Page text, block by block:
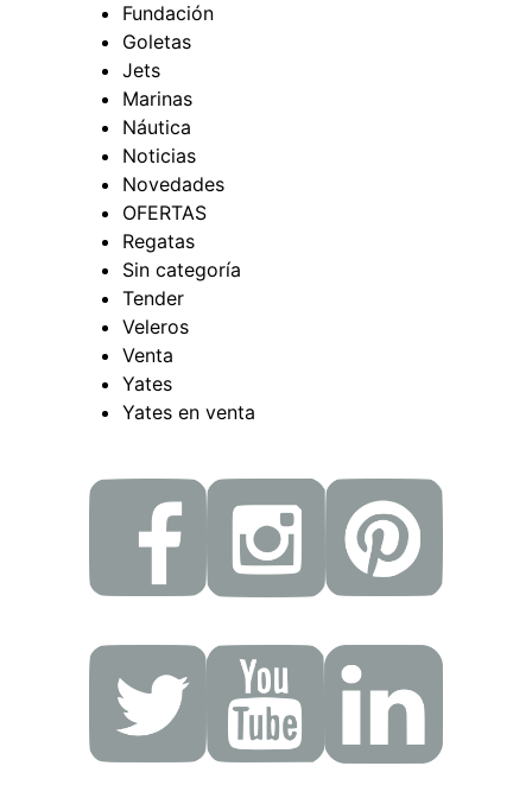
Fundación
Goletas
Jets
Marinas
Náutica
Noticias
Novedades
OFERTAS
Regatas
Sin categoría
Tender
Veleros
Venta
Yates
Yates en venta